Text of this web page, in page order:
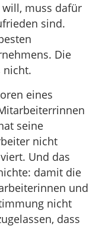
muss dafür
sind.
Die
nicht.
eines
seine
nicht
Und das
damit die
und
nicht
dass